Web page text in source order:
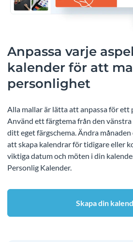
Anpassa varje
kalender för att
personlighet
Alla mallar är lätta att anpassa för ett
Använd ett färgtema från den vänstra
ditt eget färgschema. Ändra
att skapa kalendrar för tidigare eller
viktiga datum och möten i din
Personlig Kalender.
Skapa din